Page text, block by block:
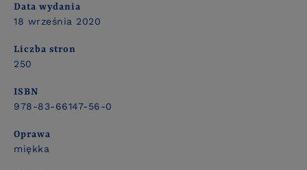
Data wydania
18 września 2020
Liczba stron
250
ISBN
978-83-66147-56-0
Oprawa
miękka